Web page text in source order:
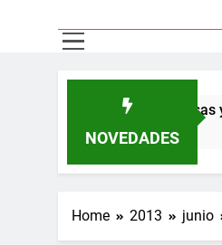
NOVEDADES
por las represas y tensiona
Home 2013 junio